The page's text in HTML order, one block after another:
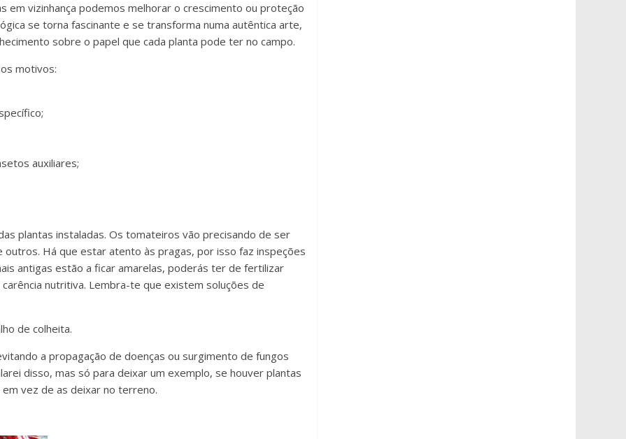
em vizinhança podemos melhorar o crescimento ou proteção
se torna fascinante e se transforma numa autêntica arte,
sobre o papel que cada planta pode ter no campo.
motivos:
auxiliares;
plantas instaladas. Os tomateiros vão precisando de ser
outros. Há que estar atento às pragas, por isso faz inspeções
antigas estão a ficar amarelas, poderás ter de fertilizar
nutritiva. Lembra-te que existem soluções de
de colheita.
a propagação de doenças ou surgimento de fungos
disso, mas só para deixar um exemplo, se houver plantas
vez de as deixar no terreno.